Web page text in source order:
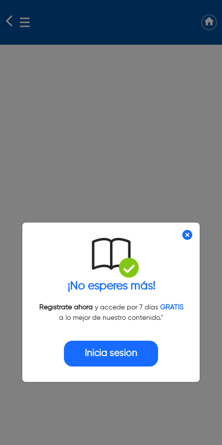
¡No esperes más!
Regístrate ahoray accede por 7 días GRATIS
a lo mejor de nuestro contenido."
Inicia sesión